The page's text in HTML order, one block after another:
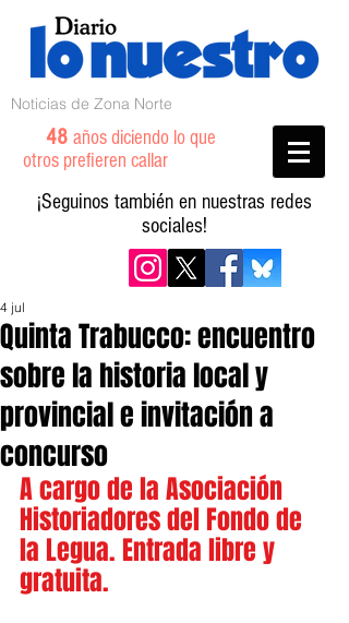
Noticias de Zona Norte
48 años diciendo lo que
otros prefieren callar
¡Seguinos también en nuestras redes
sociales!
Quinta Trabucco: encuentro
sobre la historia local y
provincial e invitación a
concurso
4 jul
A cargo de la Asociación
Historiadores del Fondo de
la Legua. Entrada libre y
gratuita.